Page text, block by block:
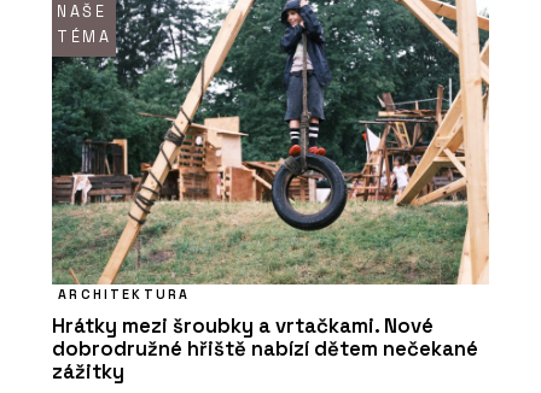
NAŠE
TÉMA
ARCHITEKTURA
Hrátky mezi šroubky a vrtačkami. Nové
dobrodružné hřiště nabízí dětem nečekané
zážitky